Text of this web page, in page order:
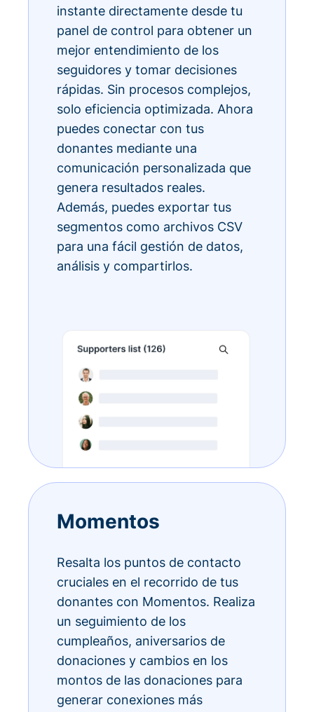
instante directamente desde tu
panel de control para obtener un
mejor entendimiento de los
seguidores y tomar decisiones
rápidas. Sin procesos complejos,
solo eficiencia optimizada. Ahora
puedes conectar con tus
donantes mediante una
comunicación personalizada que
genera resultados reales.
Además, puedes exportar tus
segmentos como archivos CSV
para una fácil gestión de datos,
análisis y compartirlos.
Momentos
Resalta los puntos de contacto
cruciales en el recorrido de tus
donantes con Momentos. Realiza
un seguimiento de los
cumpleaños, aniversarios de
donaciones y cambios en los
montos de las donaciones para
generar conexiones más